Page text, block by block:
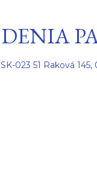
023 51 Raková 145,